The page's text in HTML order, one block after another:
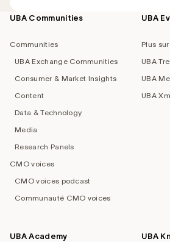
Footer
UBA Communities
Communities
UBA Exchange Communities
Consumer & Market Insights
Content
Data & Technology
Media
Research Panels
CMO voices
CMO voices podcast
Communauté CMO voices
UBA
Plus
UBA
UBA
UBA
UBA Academy UBA